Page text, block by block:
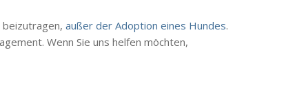
beizutragen, außer der Adoption eines Hundes.
Wenn Sie uns helfen möchten,